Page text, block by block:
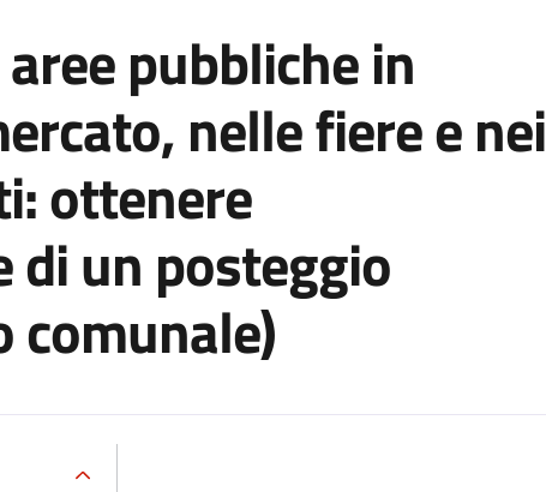
pubbliche in
nelle fiere e nei
ottenere
di un posteggio
comunale)